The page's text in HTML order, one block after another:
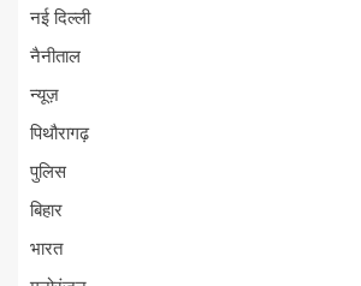
नई दिल्ली
नैनीताल
न्यूज़
पिथौरागढ़
पुलिस
बिहार
भारत